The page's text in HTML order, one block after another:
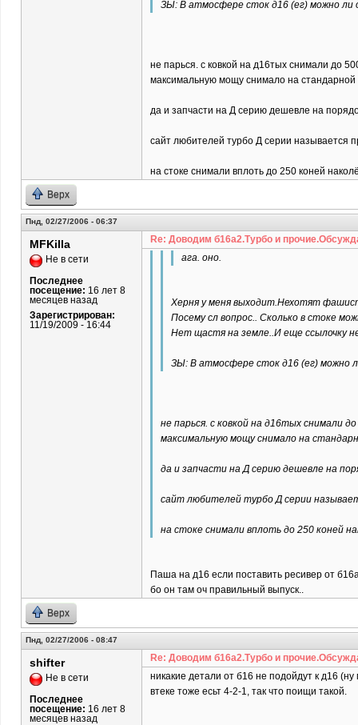
ЗЫ: В атмосфере сток д16 (ег) можно ли
не парься. с ковкой на д16тых снимали до
максимальную мощу снимало на стандарной
да и запчасти на Д серию дешевле на
сайт любителей турбо Д серии называется
на стоке снимали вплоть до 250 коней
Верх
Пнд, 02/27/2006 - 06:37
MFKilla
Не в сети
Последнее
посещение: 16 лет 8
месяцев назад
Зарегистрирован:
11/19/2009 - 16:44
Re: Доводим б16а2.Турбо и
ага. оно.
Херня у меня выходит.Нехотят
Посему сл вопрос.. Сколько в стоке
Нет щастя на земле..И еще ссылочку
ЗЫ: В атмосфере сток д16 (ег) можно
не парься. с ковкой на д16тых снимали
максимальную мощу снимало на
да и запчасти на Д серию дешевле на
сайт любителей турбо Д серии
на стоке снимали вплоть до 250 коней
Паша на д16 если поставить ресивер от
бо он там оч правильный выпуск..
Верх
Пнд, 02/27/2006 - 08:47
shifter
Не в сети
Последнее
посещение: 16 лет 8
месяцев назад
Re: Доводим б16а2.Турбо и
никакие детали от б16 не подойдут к д16
втеке тоже есьт 4-2-1, так что поищи такой.